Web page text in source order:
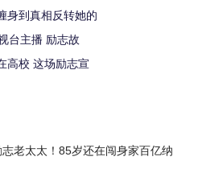
身到真相反转她的
台主播 励志故
高校 这场励志宣
老太太！85岁还在闯身家百亿纳